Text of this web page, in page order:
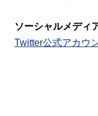
ソーシャルメディ
Twitter公式アカウ